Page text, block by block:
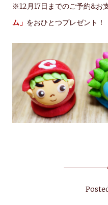
※12月17日までのご予約&お
ム」 をおひとつプレゼント！